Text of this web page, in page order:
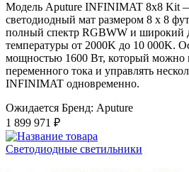
Модель Aputure INFINIMAT 8x8 Kit
светодиодный мат размером 8 x 8
полный спектр RGBWW и широкий
температуры от 2000K до 10 000K.
мощностью 1600 Вт, который можно
переменного тока и управлять
INFINIMAT одновременно.
Ожидается Бренд: Aputure
1 899 971 ₽
Светодиодные светильники